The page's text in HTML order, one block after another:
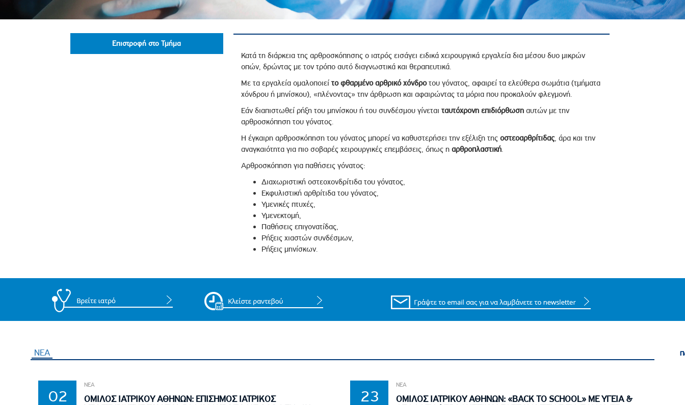
Πολιτική Προσλήψεων Προσωπικού, Στελεχών και Συνεργατών
Πολιτικές Ασφάλειας Πληροφοριών
Πολιτική Ανθρώπινων Δικαιωμάτων
Επιτροπή Αποδοχών και Υποψηφιοτήτων
Κανονισμός Επιτροπής Αποδοχών - Υποψηφιοτήτων
Κανονισμός Λειτουργίας Επιτροπής Ελέγχου
Διεύθυνση Εσωτερικού Ελέγχου Κανονισμός Λειτουργίας
Έκθεσης Βιώσιμης Ανάπτυξης 2023
Έκθεση Βιώσιμης Ανάπτυξης 2024
Πολιτική Δέουσας Επιμέλειας Τρίτων Μερών
Πολιτική Αναγνώρισης Προστασίας και Προαγωγής των Δικαιωμάτων των
Επιστροφή στο Τμήμα
Κατά τη διάρκεια της αρθροσκόπησης ο ιατρός εισάγει ειδικά χειρουργικά εργαλεία δια μέσου δυο μικρών
οπών, δρώντας με τον τρόπο αυτό διαγνωστικά και θεραπευτικά.
Με τα εργαλεία ομαλοποιεί το φθαρμένο αρθρικό χόνδροτου γόνατος, αφαιρεί τα ελεύθερα σωμάτια (τμήματα
χόνδρου ή μηνίσκου), «πλένοντας» την άρθρωση και αφαιρώντας τα μόρια που προκαλούν φλεγμονή.
Εάν διαπιστωθεί ρήξη του μηνίσκου ή του συνδέσμου γίνεται ταυτόχρονη επιδιόρθωσηαυτών με την
αρθροσκόπηση του γόνατος.
Η έγκαιρη αρθροσκόπηση του γόνατος μπορεί να καθυστερήσει την εξέλιξη της οστεοαρθρίτιδας, άρα και την
αναγκαιότητα για πιο σοβαρές χειρουργικές επεμβάσεις, όπως η αρθροπλαστική.
Αρθροσκόπηση για παθήσεις γόνατος:
Διαχωριστική οστεοχονδρίτιδα του γόνατος,
Εκφυλιστική αρθρίτιδα του γόνατος,
Υμενικές πτυχές,
Υμενεκτομή,
Παθήσεις επιγονατίδας,
Ρήξεις χιαστών συνδέσμων,
Ρήξεις μηνίσκων.
ΝΕΑ
02
ΝΕΑ
ΟΜΙΛΟΣ ΙΑΤΡΙΚΟΥ ΑΘΗΝΩΝ: ΕΠΙΣΗΜΟΣ ΙΑΤΡΙΚΟΣ
23
ΝΕΑ
ΟΜΙΛΟΣ ΙΑΤΡΙΚΟΥ ΑΘΗΝΩΝ: «BACK TO SCHOOL» ΜΕ ΥΓΕΙΑ &